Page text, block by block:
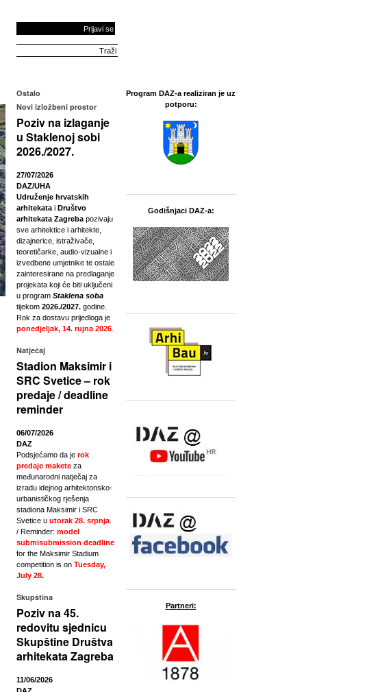
Prijavi se
Ostalo
Novi izložbeni prostor
Poziv na izlaganje
u Staklenoj sobi
2026./2027.
27/07/2026
DAZ/UHA
Udruženje hrvatskih
arhitekata i Društvo
arhitekata Zagreba pozivaju
sve arhitektice i arhitekte,
dizajnerice, istraživače,
teoretičarke, audio-vizualne i
izvedbene umjetnike te ostale
zainteresirane na predlaganje
projekata koji će biti uključeni
u program Staklena soba
tijekom 2026./2027. godine.
Rok za dostavu prijedloga je
ponedjeljak, 14. rujna 2026
Natječaj
Stadion Maksimir i
SRC Svetice – rok
predaje / deadline
reminder
06/07/2026
DAZ
Podsjećamo da je rok
predaje makete za
međunarodni natječaj za
izradu idejnog arhitektonsko-
urbanističkog rješenja
stadiona Maksimir i SRC
Svetice u utorak 28. srpnja
/ Reminder: model
submisubmission deadline
for the Maksimir Stadium
competition is on Tuesday,
July 28.
Skupština
Poziv na 45.
redovitu sjednicu
Skupštine Društva
arhitekata Zagreba
11/06/2026
Program DAZ-a realiziran je uz
potporu:
Godišnjaci DAZ-a:
Partneri: